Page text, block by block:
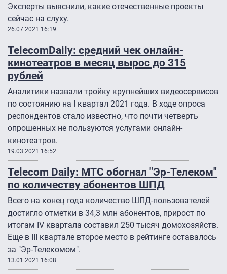
Эксперты выяснили, какие отечественные проекты
сейчас на слуху.
26.07.2021 16:19
TelecomDaily: средний чек онлайн-
кинотеатров в месяц вырос до 315
рублей
Аналитики назвали тройку крупнейших видеосервисов
по состоянию на I квартал 2021 года. В ходе опроса
респондентов стало известно, что почти четверть
опрошенных не пользуются услугами онлайн-
кинотеатров.
19.03.2021 16:52
Telecom Daily: МТС обогнал "Эр-Телеком"
по количеству абонентов ШПД
Всего на конец года количество ШПД-пользователей
достигло отметки в 34,3 млн абонентов, прирост по
итогам IV квартала составил 250 тысяч домохозяйств.
Еще в III квартале второе место в рейтинге оставалось
за "Эр-Телекомом".
13.01.2021 16:08